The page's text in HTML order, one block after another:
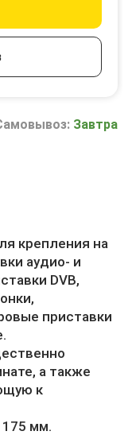
Завтра
крепления на
аудио- и
DVB,
приставки
а также
к
мм.